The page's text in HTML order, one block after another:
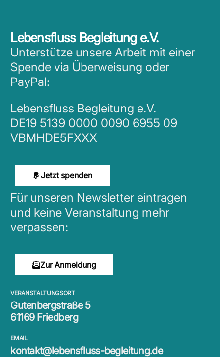
Lebensfluss Begleitung e.V.
Unterstütze unsere Arbeit mit einer
Spende via Überweisung oder
PayPal:
Lebensfluss Begleitung e.V.
DE19 5139 0000 0090 6955 09
VBMHDE5FXXX
Jetzt spenden
Für unseren Newsletter eintragen
und keine Veranstaltung mehr
verpassen:
Zur Anmeldung
VERANSTALTUNGSORT
Gutenbergstraße 5
61169 Friedberg
EMAIL
kontakt@lebensfluss-begleitung.de